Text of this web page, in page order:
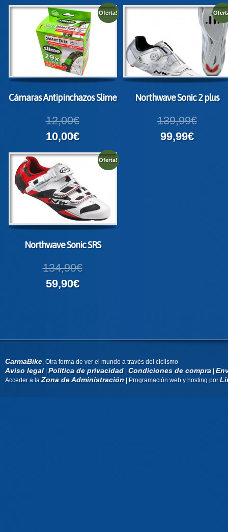
Oferta!
Cámaras Antipinchazos Slime
12,00€
10,00€
Northwave Sonic 2 plus
139,99€
99,99€
Oferta!
Northwave Sonic SRS
134,90€
59,90€
CarmaBike, Otra forma de ver el mundo a través del ciclismo
Aviso legal|Política de privacidad|Condiciones de compra|
Acceder a laZona de Administración| Programación web y hosting por